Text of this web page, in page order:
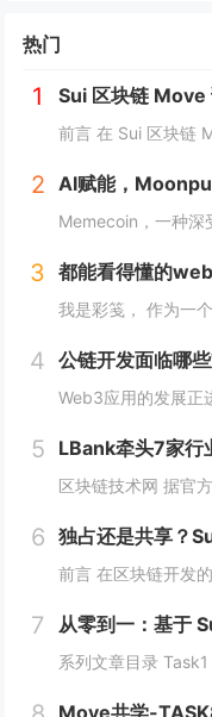
热门
1 Sui 区块链 Move
2 AI赋能，
3 都能看得懂的
4 公链开发面临哪
5
6
7